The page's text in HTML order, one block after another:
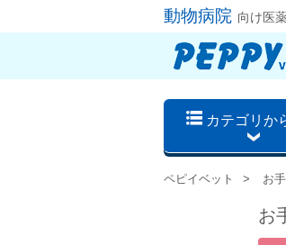
動物病院 向け医
カテゴリか
ペピイベット お
お